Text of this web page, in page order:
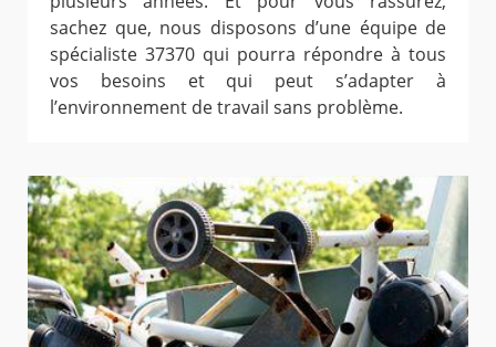
sachez que, nous disposons d’une équipe de
spécialiste 37370 qui pourra répondre à tous
vos besoins et qui peut s’adapter à
l’environnement de travail sans problème.